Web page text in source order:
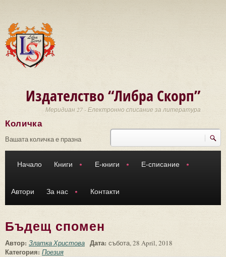
Издателство “Либра Скорп”
Меридиан 27 - Електронно списание за литература
Търси
Количка
Вашата количка е празна
Начало Книги Е-книги Е-списание
Автори За нас Контакти
Бъдещ спомен
Автор: Златка Христова Дата: събота, 28 April, 2018
Категория: Поезия